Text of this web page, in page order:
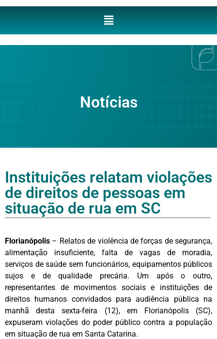
Notícias
Instituições relatam violações
de direitos de pessoas em
situação de rua em SC
Florianópolis – Relatos de violência de forças de segurança,
alimentação insuficiente, falta de vagas de moradia,
serviços de saúde sem funcionários, equipamentos públicos
sujos e de qualidade precária. Um após o outro,
representantes de movimentos sociais e instituições de
direitos humanos convidados para audiência pública na
manhã desta sexta-feira (12), em Florianópolis (SC),
expuseram violações do poder público contra a população
em situação de rua em Santa Catarina.